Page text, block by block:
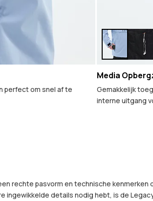
perfect om snel af te
Media
Gemakkelijk
interne uitgang
rechte pasvorm en technische
details nodig hebt, is de